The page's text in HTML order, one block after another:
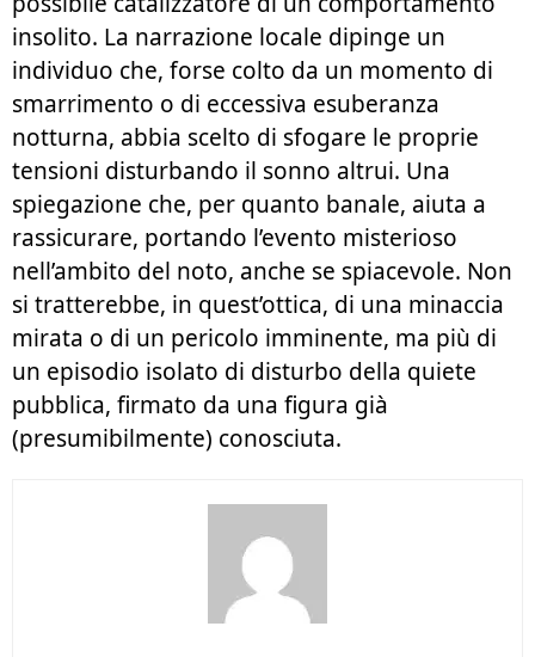
insolito. La narrazione locale dipinge un
individuo che, forse colto da un momento di
smarrimento o di eccessiva esuberanza
notturna, abbia scelto di sfogare le proprie
tensioni disturbando il sonno altrui. Una
spiegazione che, per quanto banale, aiuta a
rassicurare, portando l’evento misterioso
nell’ambito del noto, anche se spiacevole. Non
si tratterebbe, in quest’ottica, di una minaccia
mirata o di un pericolo imminente, ma più di
un episodio isolato di disturbo della quiete
pubblica, firmato da una figura già
(presumibilmente) conosciuta.